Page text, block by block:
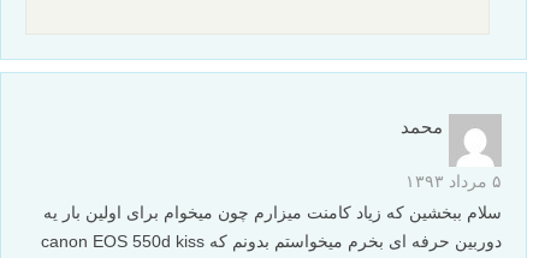
محمد
۵ مرداد ۱۳۹۳
سلام ببخشین که زیاد کامنت میزارم چون میخوام برای اولین بار یه
دوربین حرفه ای بخرم میخواستم بدونم که canon EOS 550d kiss